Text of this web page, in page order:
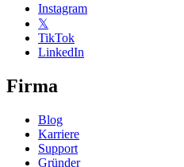
Instagram
𝕏
TikTok
LinkedIn
Firma
Blog
Karriere
Support
Gründer